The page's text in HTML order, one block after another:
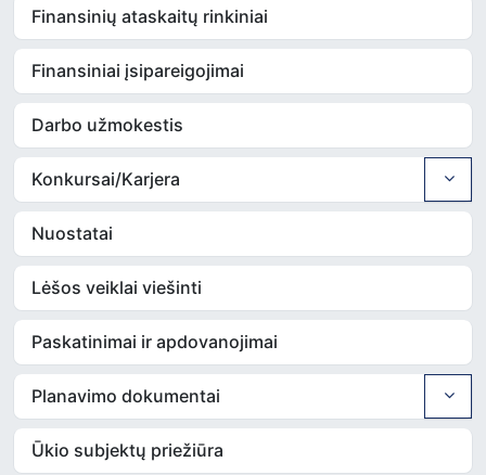
Finansinių ataskaitų rinkiniai
Finansiniai įsipareigojimai
Darbo užmokestis
Konkursai/Karjera
Nuostatai
Lėšos veiklai viešinti
Paskatinimai ir apdovanojimai
Planavimo dokumentai
Ūkio subjektų priežiūra